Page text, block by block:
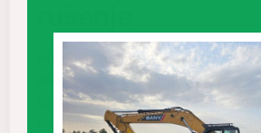
Pre početka bilo kakvih radova na
neophodno je pribaviti
nadležnih gradskih i državnih
klijentima u procesu dobijanja